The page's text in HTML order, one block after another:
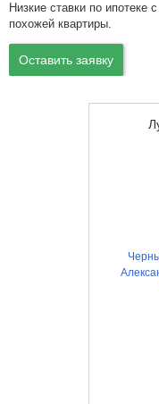
Низкие ставки по
похожей квартиры.
Оставить заявку